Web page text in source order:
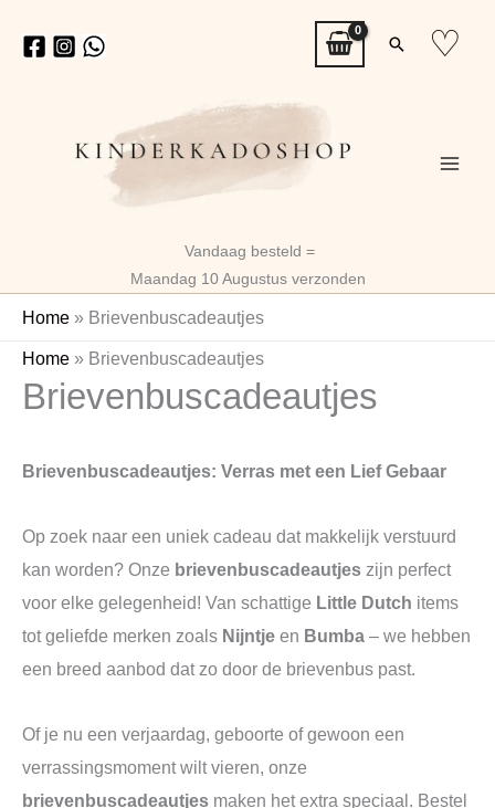
naar
Zoeken
♡
Vandaag besteld =
Maandag 10 Augustus verzonden
Home » Brievenbuscadeautjes
Home » Brievenbuscadeautjes
Brievenbuscadeautjes
Brievenbuscadeautjes: Verras met een Lief Gebaar
Op zoek naar een uniek cadeau dat makkelijk verstuurd
kan worden? Onze brievenbuscadeautjes zijn perfect
voor elke gelegenheid! Van schattige Little Dutch items
tot geliefde merken zoals Nijntje en Bumba – we hebben
een breed aanbod dat zo door de brievenbus past.
Of je nu een verjaardag, geboorte of gewoon een
verrassingsmoment wilt vieren, onze
brievenbuscadeautjes maken het extra speciaal. Bestel